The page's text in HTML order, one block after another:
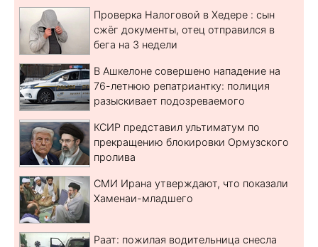
Проверка Налоговой в Хедере : сын
сжёг документы, отец отправился в
бега на 3 недели
В Ашкелоне совершено нападение на
76-летнюю репатриантку: полиция
разыскивает подозреваемого
КСИР представил ультиматум по
прекращению блокировки Ормузского
пролива
СМИ Ирана утверждают, что показали
Хаменаи-младшего
Раат: пожилая водительница снесла